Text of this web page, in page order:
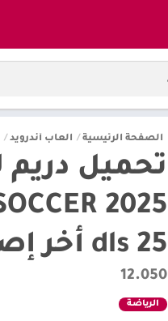
الصفحة الرئيسية / العاب أندرويد /
dls 25 أخر إصدار]
12.050
الرياضة